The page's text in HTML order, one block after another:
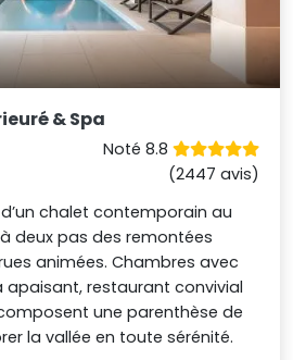
& Spa
Noté 8.8
(2447 avis)
d’un chalet contemporain au
deux pas des remontées
animées. Chambres avec
apaisant, restaurant convivial
une parenthèse de
la vallée en toute sérénité.